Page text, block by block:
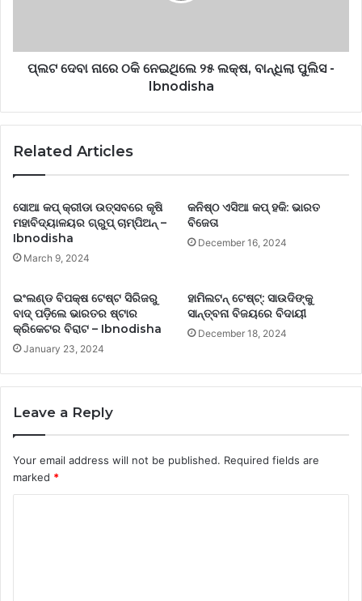
ପ୍ଲଟ ଦେବା ନାରେ ଠକି ନେଇଥିଲେ ୨୫ ଲକ୍ଷ, ବାନ୍ଧିଲା ପୁଲିସ -
Ibnodisha
Related Articles
ସୋଆ କପ୍ କ୍ରୀଡା ଉତ୍ସବରେ କୃଷି
ମହାବିଦ୍ୟାଳୟର ଗ୍ରୁପ୍ ଚାମ୍ପିଅନ୍ –
Ibnodisha
March 9, 2024
କନିଷ୍ଠ ଏସିଆ କପ୍‌ ହକି: ଭାରତ
ବିଜେତା
December 16, 2024
ଇଂଲଣ୍ଡ ବିପକ୍ଷ ଟେଷ୍ଟ ସିରିଜରୁ
ବାଦ୍ ପଡ଼ିଲେ ଭାରତର ଷ୍ଟାର
କ୍ରିକେଟର ବିରାଟ – Ibnodisha
January 23, 2024
ହାମିଲଟନ୍ ଟେଷ୍ଟ୍‌: ସାଉଦିଙ୍କୁ
ସାନ୍ତ୍ବନା ବିଜୟରେ ବିଦାୟୀ
December 18, 2024
Leave a Reply
Your email address will not be published. Required fields are
marked *